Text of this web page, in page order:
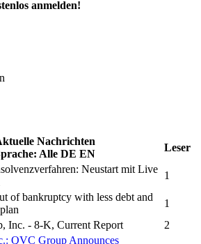
anmelden!
Nachrichten
Alle DE EN
Leser
Neustart mit Live
1
of bankruptcy with less debt and
1
Inc. - 8-K, Current Report 2
: QVC Group Announces